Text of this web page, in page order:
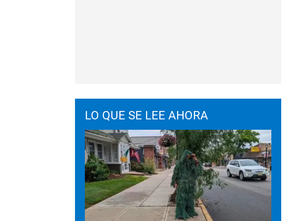
LO QUE SE LEE AHORA